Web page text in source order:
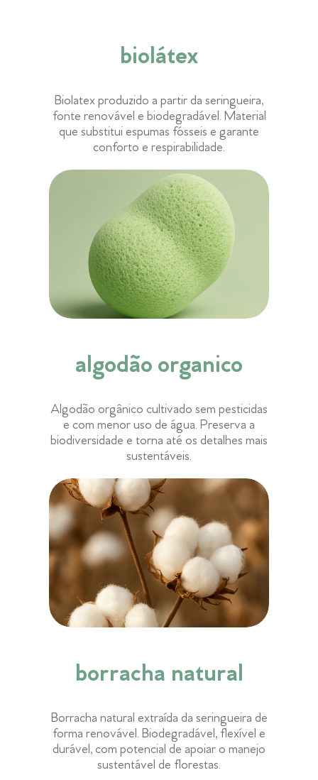
biolátex
Biolatex produzido a partir da seringueira,
fonte renovável e biodegradável. Material
que substitui espumas fósseis e garante
conforto e respirabilidade.
algodão organico
Algodão orgânico cultivado sem pesticidas
e com menor uso de água. Preserva a
biodiversidade e torna até os detalhes mais
sustentáveis.
borracha natural
Borracha natural extraída da seringueira de
forma renovável. Biodegradável, flexível e
durável, com potencial de apoiar o manejo
sustentável de florestas.